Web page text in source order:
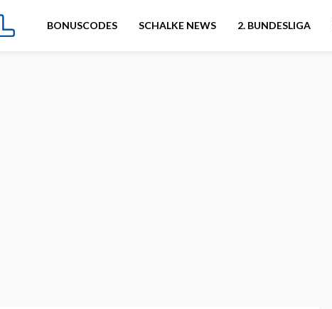
BONUSCODES SCHALKE NEWS 2. BUNDESLIGA